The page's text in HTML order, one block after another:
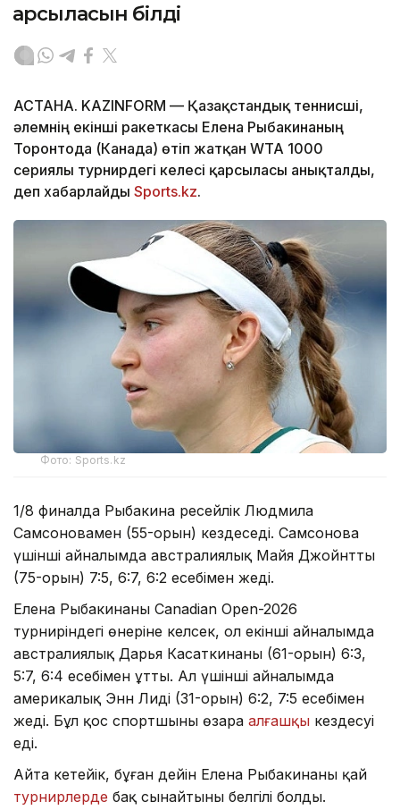
қарсыласын білді
АСТАНА. KAZINFORM — Қазақстандық теннисші,
әлемнің екінші ракеткасы Елена Рыбакинаның
Торонтода (Канада) өтіп жатқан WTA 1000
сериялы турнирдегі келесі қарсыласы анықталды,
деп хабарлайды Sports.kz.
Фото: Sports.kz
1/8 финалда Рыбакина ресейлік Людмила
Самсоновамен (55-орын) кездеседі. Самсонова
үшінші айналымда австралиялық Майя Джойнтты
(75-орын) 7:5, 6:7, 6:2 есебімен жеңді.
Елена Рыбакинаның Canadian Open-2026
турниріндегі өнеріне келсек, ол екінші айналымда
австралиялық Дарья Касаткинаны (61-орын) 6:3,
5:7, 6:4 есебімен ұтты. Ал үшінші айналымда
америкалық Энн Лиді (31-орын) 6:2, 7:5 есебімен
жеңді. Бұл қос спортшының өзара алғашқы кездесуі
еді.
Айта кетейік, бұған дейін Елена Рыбакинаның қай
турнирлерде бақ сынайтыны белгілі болды.